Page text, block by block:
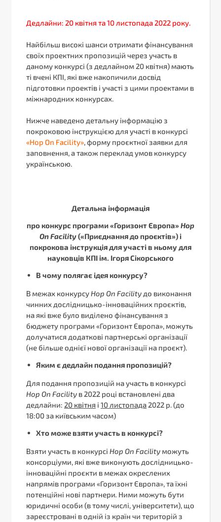
Дедлайни: 20 квітня та 10 листопада 2022 року.
Найбільш високі шанси отримати фінансування
своїх проектних пропозицій через участь в
даному конкурсі (з дедлайном 20 квітня) мають
ті вчені КПІ, які вже накопичили досвід
підготовки проектів і участі з цими проектами в
міжнародних конкурсах.
Нижче наведено детальну інформацію з
покроковою інструкцією для участі в конкурсі
«Hop On Facility», форму проєктної заявки для
заповнення, а також переклад умов конкурсу
українською.
Детальна інформація
про конкурс програми «Горизонт Європа»Hop
On Facility(«Приєднання до проєктів») і
покрокова інструкція для участі в ньому для
науковців КПІ ім. Ігоря Сікорського
В чому полягає ідея конкурсу?
В межах конкурсуHop On Facility до виконання
чинних дослідницько-інноваційних проєктів,
на які вже було виділено фінансування з
бюджету програми «Горизонт Європа», можуть
долучатися додаткові партнерські організації
(не більше однієї нової організації на проєкт).
Яким є дедлайн подання пропозицій?
Для подання пропозицій на участь в конкурсі
Hop On Facility в 2022 році встановлені два
дедлайни: 20 квітня і 10 листопада 2022 р. (до
18:00 за київським часом)
Хто може взяти участь в конкурсі?
Взяти участь в конкурсі Hop On Facility можуть
консорціуми, які вже виконують дослідницько-
інноваційні проєкти в межах окреслених
напрямів програми «Горизонт Європа», та їхні
потенційні нові партнери. Ними можуть бути
юридичні особи (в тому числі, університети), що
зареєстровані в одній із країн чи територій з